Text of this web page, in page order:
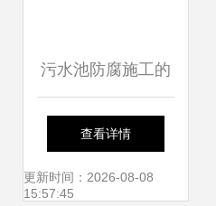
污水池防腐施工的
精准之道 大城县吕
固献通瑞防腐机械
查看详情
更新时间：2026-08-08
15:57:45